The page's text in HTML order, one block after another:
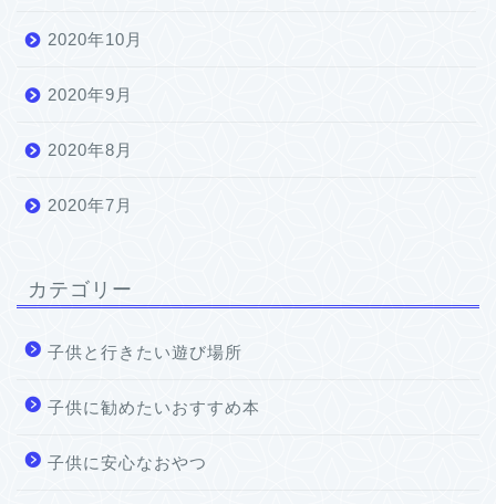
2020年10月
2020年9月
2020年8月
2020年7月
カテゴリー
子供と行きたい遊び場所
子供に勧めたいおすすめ本
子供に安心なおやつ